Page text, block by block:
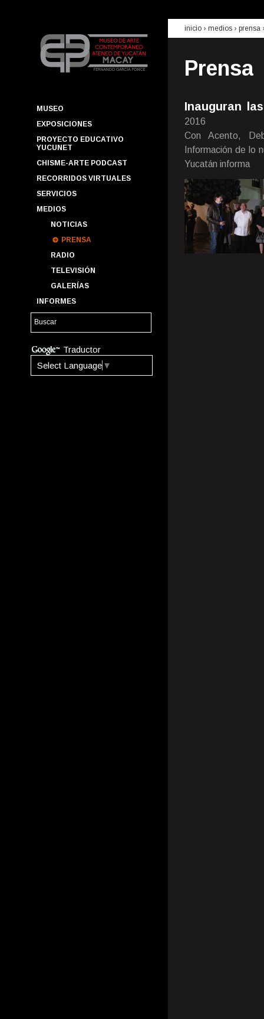
MUSEO
EXPOSICIONES
PROYECTO EDUCATIVO
YUCUNET
CHISME-ARTE PODCAST
RECORRIDOS VIRTUALES
SERVICIOS
MEDIOS
NOTICIAS
PRENSA
RADIO
TELEVISIÓN
GALERÍAS
INFORMES
Traductor
Select Language ▼
inicio › medios › prensa
Prensa
Inauguran
2016
Con Acento,
Información de lo
Yucatán informa